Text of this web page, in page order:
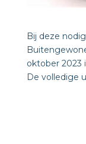
Bij deze
oktober 2023
De volledige